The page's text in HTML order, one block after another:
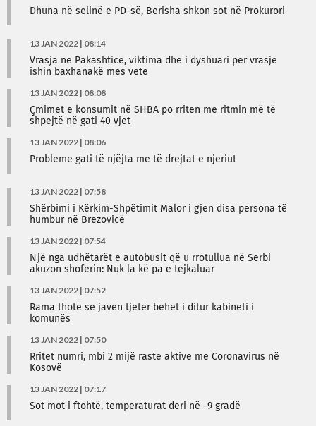
Dhuna në selinë e PD-së, Berisha shkon sot në Prokurori
13 JAN 2022 | 08:14
Vrasja në Pakashticë, viktima dhe i dyshuari për vrasje
ishin baxhanakë mes vete
13 JAN 2022 | 08:08
Çmimet e konsumit në SHBA po rriten me ritmin më të
shpejtë në gati 40 vjet
13 JAN 2022 | 08:06
Probleme gati të njëjta me të drejtat e njeriut
13 JAN 2022 | 07:58
Shërbimi i Kërkim-Shpëtimit Malor i gjen disa persona të
humbur në Brezovicë
13 JAN 2022 | 07:54
Një nga udhëtarët e autobusit që u rrotullua në Serbi
akuzon shoferin: Nuk la kë pa e tejkaluar
13 JAN 2022 | 07:52
Rama thotë se javën tjetër bëhet i ditur kabineti i
komunës
13 JAN 2022 | 07:50
Rritet numri, mbi 2 mijë raste aktive me Coronavirus në
Kosovë
13 JAN 2022 | 07:17
Sot mot i ftohtë, temperaturat deri në -9 gradë